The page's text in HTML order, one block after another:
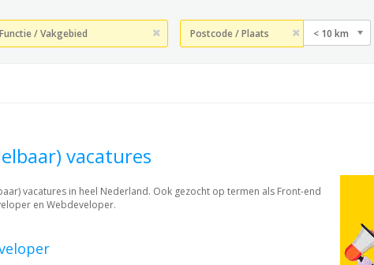
< 10 km
vacatures
vacatures in heel Nederland. Ook gezocht op termen als Front-end
en Webdeveloper.